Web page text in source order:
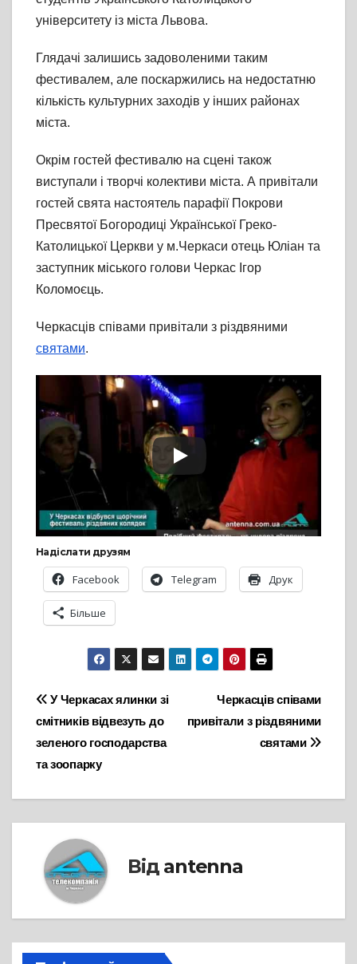
університету із міста Львова.
Глядачі залишись задоволеними таким
фестивалем, але поскаржились на недостатню
кількість культурних заходів у інших районах
міста.
Окрім гостей фестивалю на сцені також
виступали і творчі колективи міста. А привітали
гостей свята настоятель парафії Покрови
Пресвятої Богородиці Української Греко-
Католицької Церкви у м.Черкаси отець Юліан та
заступник міського голови Черкас Ігор
Коломоєць.
Черкасців співами привітали з різдвяними
святами.
Надіслати друзям
Facebook Telegram Друк
Більше
Навігація
записів
Черкасців співами
привітали з різдвяними
святами
У Черкасах ялинки зі
смітників відвезуть до
зеленого господарства
та зоопарку
Від antenna